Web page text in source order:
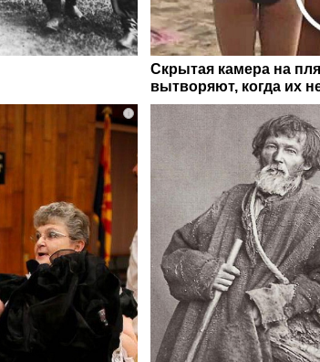
Скрытая камера на
вытворяют, когда их
i